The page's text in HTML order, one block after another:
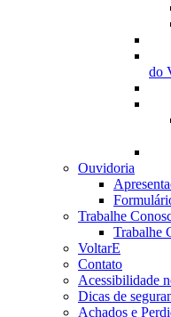
do
Ouvidoria
Trabalhe
Trabalhe
VoltarE
Contato
Acessibilidade
Dicas de
Achados e